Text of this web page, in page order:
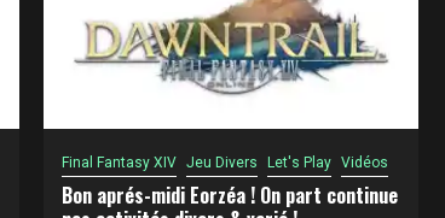
Final Fantasy XIV Jeu Divers Let's Play Vidéos
Bon aprés-midi Eorzéa ! On part continue